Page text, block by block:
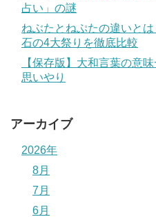
占い」の謎
ねぶたとねぷたの違いと
石の4大祭りを徹底比較
【保存版】大和言葉の意
思いやり
アーカイブ
2026年
8月
7月
6月